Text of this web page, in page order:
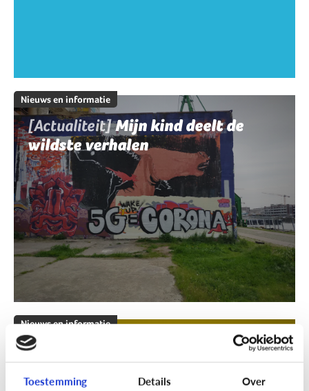
Toestemming Details Over
Nieuws en informatie
[Actualiteit]Mijn kind deelt de
wildste verhalen
Nieuws en informatie
[Klik & Print]